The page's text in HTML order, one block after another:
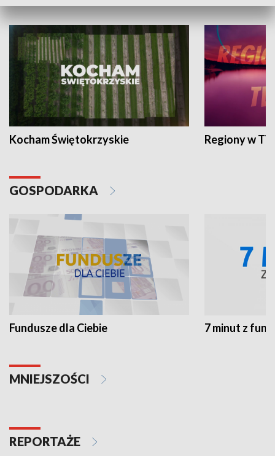
Kocham Świętokrzyskie Regiony w
GOSPODARKA
Fundusze dla Ciebie 7 minut z
MNIEJSZOŚCI
REPORTAŻE